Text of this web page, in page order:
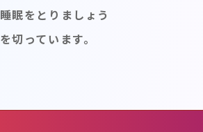
眠をとりましょう
切っています。